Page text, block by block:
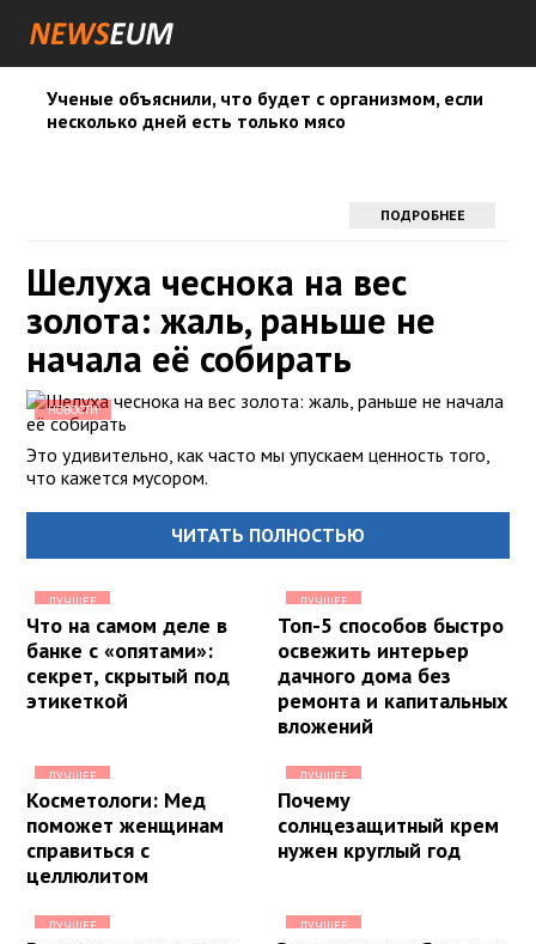
Ученые объяснили, что будет с организмом, если
несколько дней есть только мясо
ПОДРОБНЕЕ
Шелуха чеснока на вес
золота: жаль, раньше не
начала её собирать
НОВОСТИ
Это удивительно, как часто мы упускаем ценность того,
что кажется мусором.
ЧИТАТЬ ПОЛНОСТЬЮ
ЛУЧШЕЕ
Что на самом деле в
банке с «опятами»:
секрет, скрытый под
этикеткой
ЛУЧШЕЕ
Топ-5 способов быстро
освежить интерьер
дачного дома без
ремонта и капитальных
вложений
ЛУЧШЕЕ
Косметологи: Мед
поможет женщинам
справиться с
целлюлитом
ЛУЧШЕЕ
Почему
солнцезащитный крем
нужен круглый год
ЛУЧШЕЕ ЛУЧШЕЕ